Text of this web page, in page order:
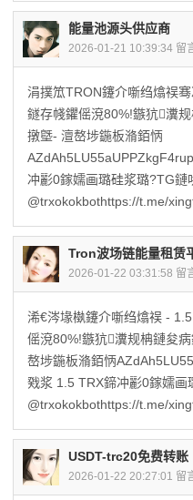
能量池源头供应商
2026-01-21 10:39:34 留
涓撲笟TRON鑳介噺绉熻祦
鐩存帴鑺傜渷80%!鏃犺瀵
撴墍- 澶嶅埗鍦板潃銆怲
冲彲0鎵嬬画璐硅浆璐?TG鏈
@trxokokbothttps://t.me/
Tron波场链能量租赁
2026-01-22 03:31:58 留
浠€涔堟槸鑳介噺绉熻祦 -
傜渷80%!鏃犺瀵规柟鏈夋
嶅埗鍦板潃銆怲
戣浆 1.5 TRX鍗冲彲0鎵嬬画
@trxokokbothttps://t.me/
USDT-trc20免费转账
2026-01-22 20:27:01 留